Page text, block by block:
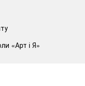
«Арт і Я»